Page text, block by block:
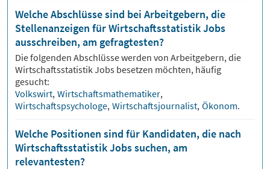
Welche Abschlüsse sind bei Arbeitgebern, die
Stellenanzeigen für Wirtschaftsstatistik Jobs
ausschreiben, am gefragtesten?
Die folgenden Abschlüsse werden von Arbeitgebern, die
WirtschaftsstatistikJobs besetzen möchten, häufig
gesucht:
Volkswirt, Wirtschaftsmathematiker,
Wirtschaftspsychologe, Wirtschaftsjournalist, Ökonom.
Welche Positionen sind für Kandidaten, die nach
Wirtschaftsstatistik Jobs suchen, am
relevantesten?